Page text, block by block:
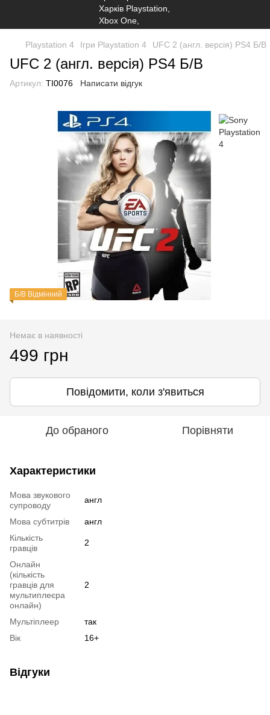
Playstation 4 Ігри Playstation 4 UFC 2 (англ. версія) PS4 Б/В
UFC 2 (англ. версія) PS4 Б/В
Артикул: TI0076 Написати відгук
Б/В Відмінний
Немає в наявності
499 грн
Повідомити, коли з'явиться
До обраного Порівняти
Характеристики
Мова звукового
супроводу
англ
Мова субтитрів
англ
Кількість
гравців
2
Онлайн
(кількість
гравців для
мультиплеєра
онлайн)
2
Мультіплеер
так
Вік
16+
Відгуки